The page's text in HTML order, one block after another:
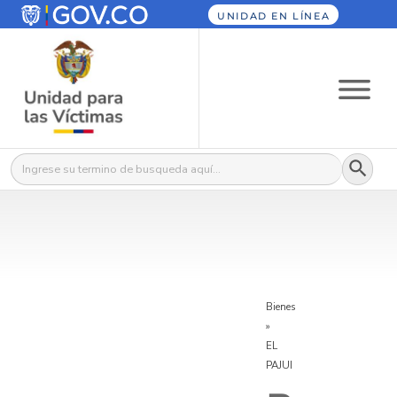
UNIDAD EN LÍNEA
Buscar: Botón
Bienes
»
EL
PAJUI